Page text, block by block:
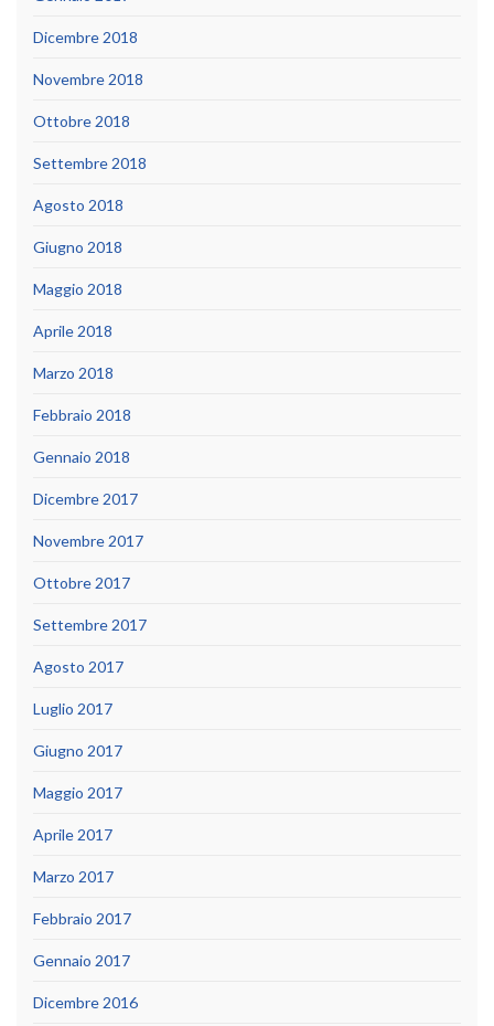
Dicembre 2018
Novembre 2018
Ottobre 2018
Settembre 2018
Agosto 2018
Giugno 2018
Maggio 2018
Aprile 2018
Marzo 2018
Febbraio 2018
Gennaio 2018
Dicembre 2017
Novembre 2017
Ottobre 2017
Settembre 2017
Agosto 2017
Luglio 2017
Giugno 2017
Maggio 2017
Aprile 2017
Marzo 2017
Febbraio 2017
Gennaio 2017
Dicembre 2016